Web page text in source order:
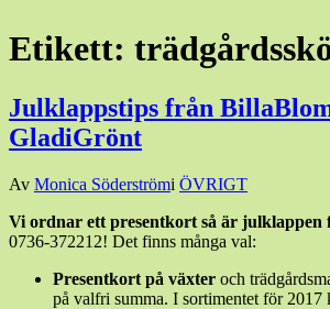
Etikett:
Julklappstips från
GladiGrönt
Den
december,
201617
2016
Av Monica Söderströmi ÖVRIGT
Vi ordnar ett presentkort så är julklappen
0736-372212! Det finns många val:
Presentkort på växter och
på valfri summa. I sortimentet för 2017